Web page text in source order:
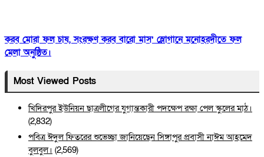
করব মোরা ফল চাষ, সংরক্ষণ করব বারো মাস’ স্লোগানে মনোহরদীতে ফল
মেলা অনুষ্ঠিত।
Most Viewed Posts
খিদিরপুর ইউনিয়ন ছাত্রলীগের যুগান্তকারী পদক্ষেপ রক্ষা পেল স্কুলের মাঠ।
(2,832)
পবিত্র ঈদুল ফিতরের শুভেচ্ছা জানিয়েছেন সিঙ্গাপুর প্রবাসী নাঈম আহমেদ
বুলবুল। (2,569)